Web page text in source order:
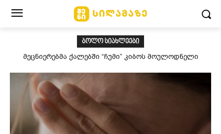
ᲑᲝᲚᲝ ᲡᲘᲐᲮᲚᲔᲔᲑᲘ
მეცნიერებმა ქალებში “ჩუმი” კიბოს მოულოდნელი